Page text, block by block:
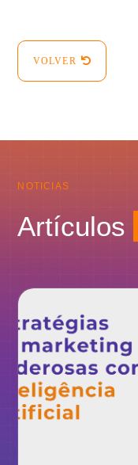
VOLVER
NOTICIAS
Artículos